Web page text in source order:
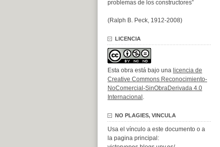
problemas de los constructores”
(Ralph B. Peck, 1912-2008)
LICENCIA
Esta obra está bajo una licencia de
Creative Commons Reconocimiento-
NoComercial-SinObraDerivada 4.0
Internacional .
NO PLAGIES, VINCULA
Usa el vínculo a este documento o a
la pagina principal: